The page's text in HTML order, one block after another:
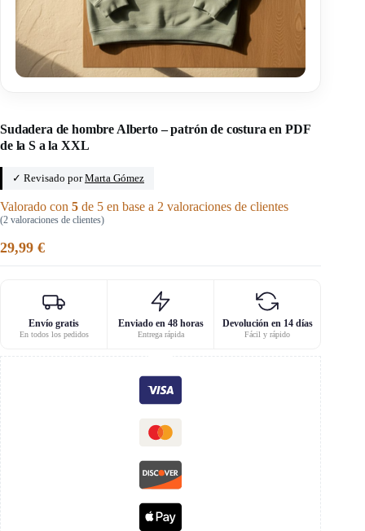
Sudadera de hombre Alberto – patrón de costura en PDF
de la S a la XXL
✓ Revisado porMarta Gómez
Valorado con 5 de 5 en base a 2 valoraciones de clientes
(2 valoraciones de clientes)
29,99 €
Envío gratis
En todos los pedidos
Enviado en 48 horas
Entrega rápida
Devolución en 14 días
Fácil y rápido